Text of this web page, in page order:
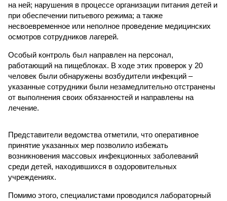
на ней; нарушения в процессе организации питания детей и
при обеспечении питьевого режима; а также
несвоевременное или неполное проведение медицинских
осмотров сотрудников лагерей.
Особый контроль был направлен на персонал,
работающий на пищеблоках. В ходе этих проверок у 20
человек были обнаружены возбудители инфекций –
указанные сотрудники были незамедлительно отстранены
от выполнения своих обязанностей и направлены на
лечение.
Представители ведомства отметили, что оперативное
принятие указанных мер позволило избежать
возникновения массовых инфекционных заболеваний
среди детей, находившихся в оздоровительных
учреждениях.
Помимо этого, специалистами проводился лабораторный